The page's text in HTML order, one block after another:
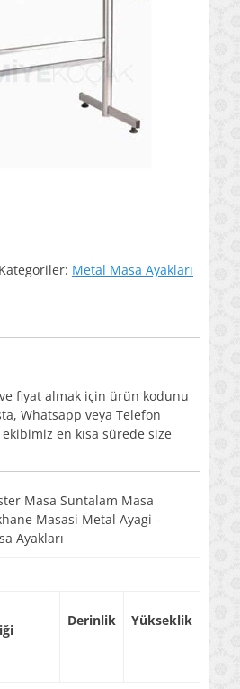
Kategoriler: Metal Masa Ayakları
fiyat almak için ürün kodunu
Whatsapp veya Telefon
en kısa sürede size
Masa Suntalam Masa
Masasi Metal Ayagi –
Ayakları
Derinlik Yükseklik